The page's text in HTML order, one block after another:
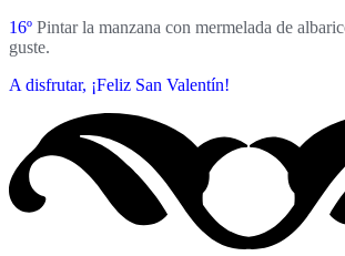
16º Pintar la manzana con mermelada de
guste.
A disfrutar, ¡Feliz San Valentín!